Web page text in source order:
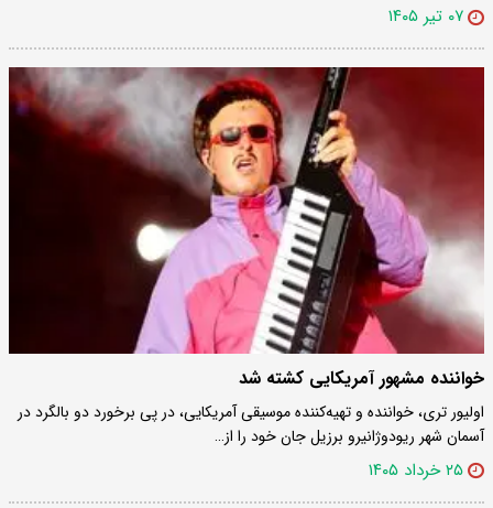
۰۷ تیر ۱۴۰۵
خواننده مشهور آمریکایی کشته شد
اولیور تری، خواننده و تهیه‌کننده موسیقی آمریکایی، در پی برخورد دو بالگرد در
آسمان شهر ریودوژانیرو برزیل جان خود را از…
۲۵ خرداد ۱۴۰۵